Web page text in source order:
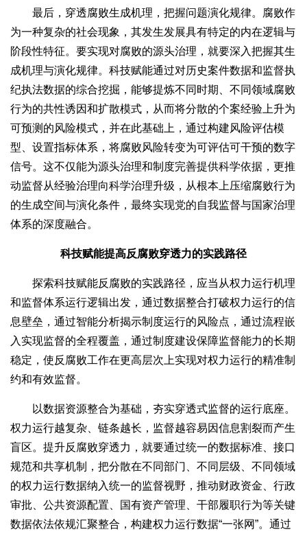
最后，穿透腐败生成机理，把握问题演化规律。腐败作
为一种复杂的社会现象，其发生发展具有特定的内在逻辑与
阶段性特征。要实现对腐败的源头治理，就要深入把握其生
成机理与演化规律。科技赋能通过对历史案件数据和监督执
纪执法数据的综合挖掘，能够提炼不同时期、不同领域腐败
行为的共性诱因和扩散模式，从而将分散的个案经验上升为
可预测的风险模式，并在此基础上，通过构建风险评估模
型、设置指标体系，将腐败风险转变为可评估可干预的数字
信号。这不仅能为源头治理和制度完善提供科学依据，更推
动监督从经验治理向科学治理升级，从根本上压缩腐败行为
的生成空间与演化条件，最终实现党的自我监督与国家治理
体系的深度融合。
科技赋能提高反腐败穿透力的实践路径
探索科技赋能反腐败的实践路径，应当从权力运行机理
和监督体系运行逻辑出发，通过数据整合打破权力运行的信
息壁垒，通过智能分析揭示制度运行的风险点，通过流程嵌
入实现监督的全程覆盖，通过制度建设保障监督能力的长期
稳定，使反腐败工作在更高层次上实现对权力运行的精准制
约和有效监督。
以数据资源整合为基础，夯实穿透式监督的运行底座。
权力运行越复杂、链条越长，监督越容易因信息割裂而产生
盲区。提升反腐败穿透力，就要通过统一的数据标准、接口
规范和共享机制，把分散在不同部门、不同层级、不同领域
的权力运行数据纳入统一的监督视野，推动财政资金、行政
审批、公共资源配置、国有资产管理、干部履职行为等关键
数据依法依规汇聚整合，构建权力运行数据“一张网”。通过